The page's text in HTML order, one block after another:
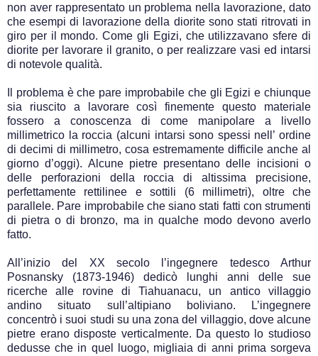
non aver rappresentato un problema nella lavorazione, dato
che esempi di lavorazione della diorite sono stati ritrovati in
giro per il mondo. Come gli Egizi, che utilizzavano sfere di
diorite per lavorare il granito, o per realizzare vasi ed intarsi
di notevole qualità.
Il problema è che pare improbabile che gli Egizi e chiunque
sia riuscito a lavorare così finemente questo materiale
fossero a conoscenza di come manipolare a livello
millimetrico la roccia (alcuni intarsi sono spessi nell’ ordine
di decimi di millimetro, cosa estremamente difficile anche al
giorno d’oggi). Alcune pietre presentano delle incisioni o
delle perforazioni della roccia di altissima precisione,
perfettamente rettilinee e sottili (6 millimetri), oltre che
parallele. Pare improbabile che siano stati fatti con strumenti
di pietra o di bronzo, ma in qualche modo devono averlo
fatto.
All’inizio del XX secolo l’ingegnere tedesco Arthur
Posnansky (1873-1946) dedicò lunghi anni delle sue
ricerche alle rovine di Tiahuanacu, un antico villaggio
andino situato sull’altipiano boliviano. L’ingegnere
concentrò i suoi studi su una zona del villaggio, dove alcune
pietre erano disposte verticalmente. Da questo lo studioso
dedusse che in quel luogo, migliaia di anni prima sorgeva